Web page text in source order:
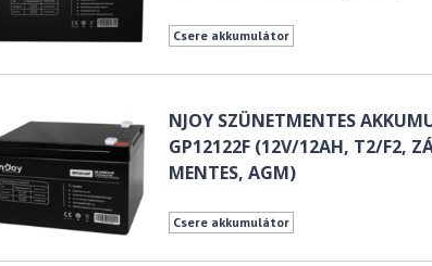
Csere akkumulátor
NJOY SZÜNETMENTES
GP12122F (12V/12AH, T2/F2,
MENTES, AGM)
Csere akkumulátor